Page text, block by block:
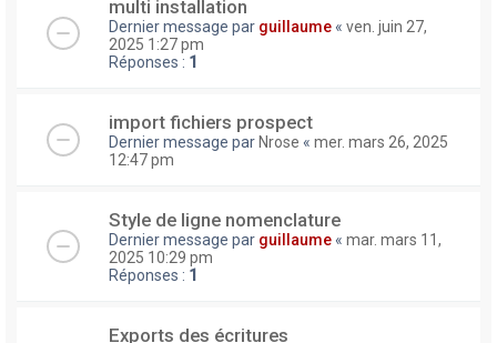
multi installation
Dernier message par guillaume « ven. juin 27,
2025 1:27 pm
Réponses : 1
import fichiers prospect
Dernier message par Nrose « mer. mars 26, 2025
12:47 pm
Style de ligne nomenclature
Dernier message par guillaume « mar. mars 11,
2025 10:29 pm
Réponses : 1
Exports des écritures